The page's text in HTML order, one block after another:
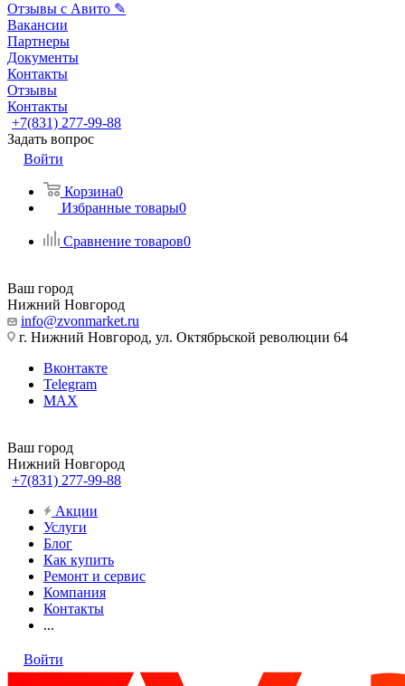
Отзывы с Авито ✎
Вакансии
Партнеры
Документы
Контакты
Отзывы
Контакты
+7(831) 277-99-88
Задать вопрос
Войти
Корзина0
Избранные товары0
Сравнение товаров0
Ваш город
Нижний Новгород
info@zvonmarket.ru
г. Нижний Новгород, ул. Октябрьской революции 64
Вконтакте
Telegram
MAX
Ваш город
Нижний Новгород
+7(831) 277-99-88
Акции
Услуги
Блог
Как купить
Ремонт и сервис
Компания
Контакты
...
Войти